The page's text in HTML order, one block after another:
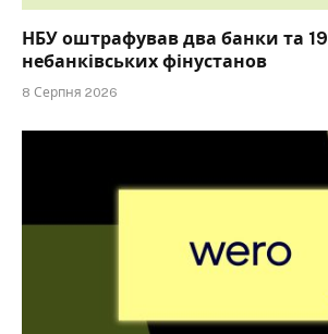
НБУ оштрафував два банки та 19
небанківських фінустанов
8 Серпня 2026